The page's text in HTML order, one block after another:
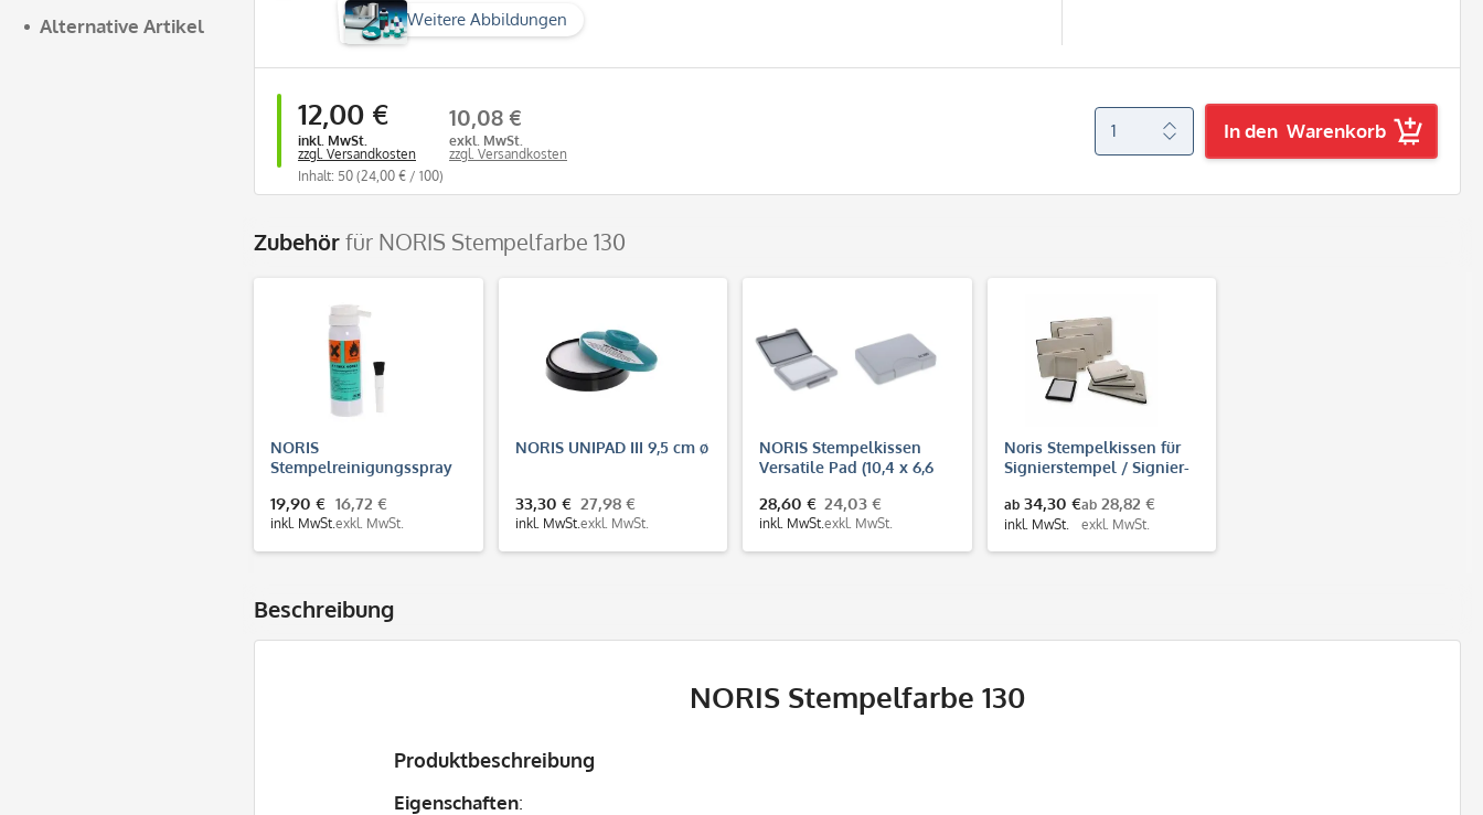
Alternative Artikel
Weitere Abbildungen
12,00 €
inkl. MwSt.
zzgl. Versandkosten
10,08 €
exkl. MwSt.
zzgl. Versandkosten
Inhalt: 50 (24,00 € / 100)
In den Warenkorb
Zubehörfür NORIS Stempelfarbe 130
NORIS
Stempelreinigungsspray
19,90 €
inkl. MwSt.
16,72 €
exkl. MwSt.
NORIS UNIPAD III 9,5 cm ø
33,30 €
inkl. MwSt.
27,98 €
exkl. MwSt.
NORIS Stempelkissen
Versatile Pad (10,4 x 6,6
28,60 €
inkl. MwSt.
24,03 €
exkl. MwSt.
Noris Stempelkissen für
Signierstempel / Signier-
Metallgehäuse
ab34,30 €
inkl. MwSt.
ab28,82 €
exkl. MwSt.
Beschreibung
NORIS Stempelfarbe 130
Produktbeschreibung
Eigenschaften: